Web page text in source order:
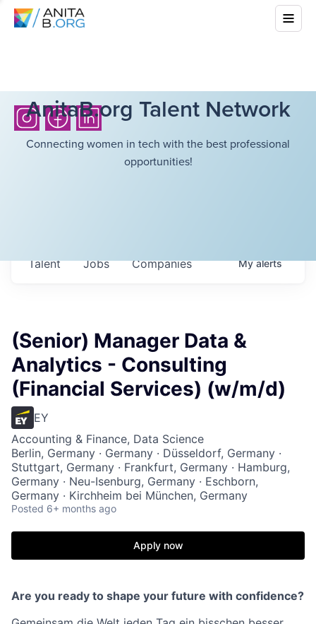
AnitaB.org Talent Network
Connecting women in tech with the best professional
opportunities!
Jobs Companies
Talent Myalerts
(Senior) Manager Data &
Analytics - Consulting
(Financial Services) (w/m/d)
EY
Accounting & Finance, Data Science
Berlin, Germany · Germany · Düsseldorf, Germany ·
Stuttgart, Germany · Frankfurt, Germany · Hamburg,
Germany · Neu-Isenburg, Germany · Eschborn,
Germany · Kirchheim bei München, Germany
Posted 6+ months ago
Apply now
Are you ready to shape your future with confidence?